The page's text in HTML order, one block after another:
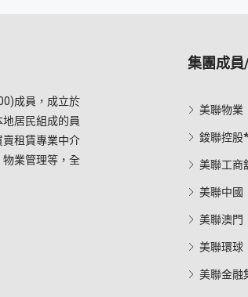
成員，成立於
居民組成的員
租賃專業中介
業管理等，全
集團成員
美聯物業
鋑聯控股*
美聯工商
美聯中國
美聯澳門
美聯環球
美聯金融